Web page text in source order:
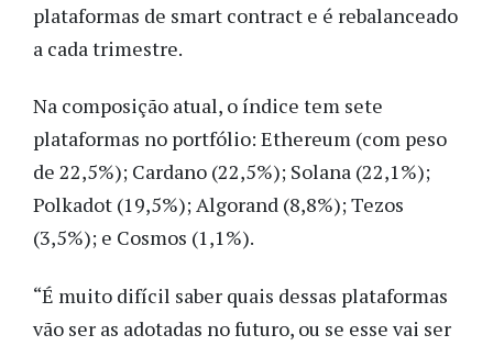
plataformas de smart contract e é rebalanceado
a cada trimestre.
Na composição atual, o índice tem sete
plataformas no portfólio: Ethereum (com peso
de 22,5%); Cardano (22,5%); Solana (22,1%);
Polkadot (19,5%); Algorand (8,8%); Tezos
(3,5%); e Cosmos (1,1%).
“É muito difícil saber quais dessas plataformas
vão ser as adotadas no futuro, ou se esse vai ser